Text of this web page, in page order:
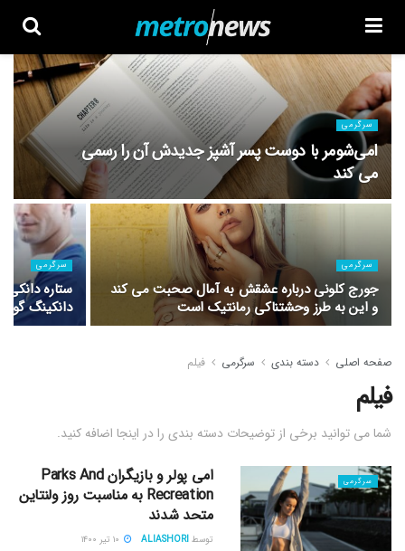
سرگرمی
امی‌شومر با دوست پسر آشپز جدیدش آن را رسمی
می کند
سرگرمی
جورج کلونی درباره عشقش به آمال صحبت می کند
و این به طرز وحشتناکی رمانتیک است
سرگرمی
ستاره دانکی
دانکینگ
صفحه اصلی دسته بندی سرگرمی فیلم
فیلم
شما می توانید برخی از توضیحات دسته بندی را در اینجا اضافه کنید.
سرگرمی
امی پولر و بازیگران Parks And
Recreation به مناسبت روز ولنتاین
متحد شدند
توسط ALIASHORI